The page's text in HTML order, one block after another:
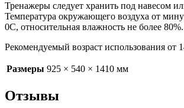
Тренажеры следует хранить под навесом
Температура окружающего воздуха от
0С, относительная влажность не более 80%.
Рекомендуемый возраст использования от
Размеры 925 × 540 × 1410 мм
Отзывы